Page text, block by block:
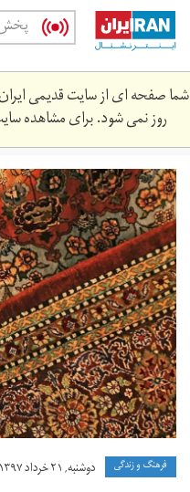
Skip
main
content
شما صفحه ای از سایت قدیمی ایران
روز نمی شود. برای مشاهده
khrydrn-
khrjy-
sny-
dsty-
yrn-
khrydrn-
khrjy-
sny-
dsty-
yrn-
فرهنگ و زندگی دوشنبه, ۲۱ خرداد ۱۳۹۷ ۱۶:۳۸